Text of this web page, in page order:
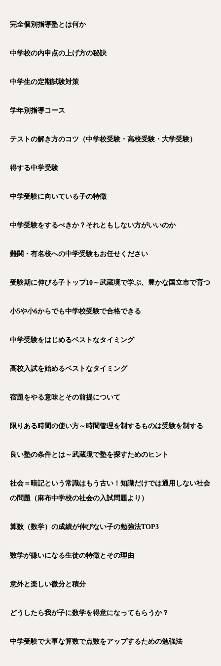
完全個別指導塾とは何か
中学校の内申点の上げ方の秘訣
中学生の定期試験対策
学年別指導コース
テストの解き方のコツ（中学校受験・高校受験・大学受験）
得する中学受験
中学受験に向いている子の特徴
中学受験をするべきか？それともしない方がいいのか
難関・有名校への中学受験もお任せください
受験期に伸びる子トップ10～武蔵境で学ぶ、豊かな国立市で育つ
小5や小6からでも中学校受験で合格できる
中学受験をはじめるベストなタイミング
高校入試を始めるベストなタイミング
宿題をやる意味とその前提について
限りある時間の使い方～時間管理を制するものは受験を制する
良い塾の条件とは～武蔵境で塾を探すためのヒント
社会＝暗記という常識はもう古い！知識だけでは通用しない社会
の問題（麻布中学校の社会の入試問題より）
算数（数学）の成績が伸びない子の勉強法TOP3
数学が嫌いになる生徒の特徴とその理由
意外と楽しい微分と積分
どうしたら我が子に数学を得意になってもらうか？
中学受験で大事な算数で点数をアップするための勉強法